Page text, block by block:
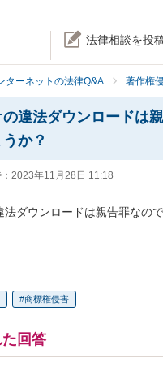
法律相談を投
ターネットの法律Q&A 著作権
違法ダウンロードは
か？
2023年11月28日 11:18
ダウンロードは親告罪なの
商標権侵害
回答